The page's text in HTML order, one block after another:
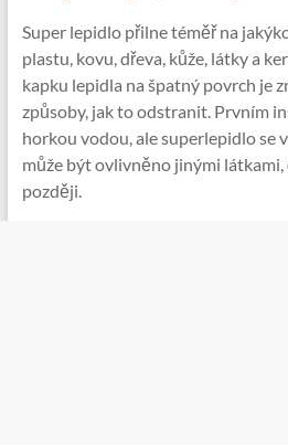
Super lepidlo přilne téměř na
plastu, kovu, dřeva, kůže, látky a
kapku lepidla na špatný povrch je
způsoby, jak to odstranit. Prvním
horkou vodou, ale superlepidlo se
může být ovlivněno jinými
později.